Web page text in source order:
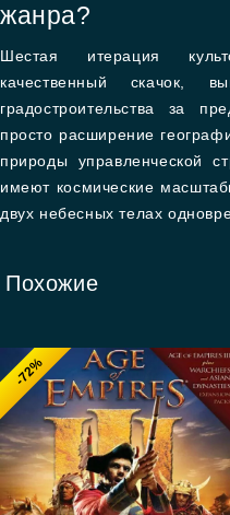
жанра?
Шестая итерация
качественный скачок,
градостроительства за
просто расширение
природы управленческой
имеют космические
двух небесных телах
Похожие
-72%